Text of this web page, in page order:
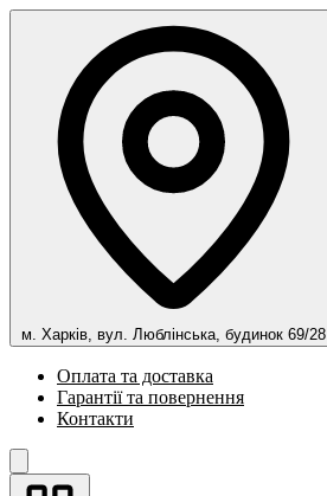
м. Харків, вул. Люблінська, будинок 69/28
Оплата та доставка
Гарантії та повернення
Контакти